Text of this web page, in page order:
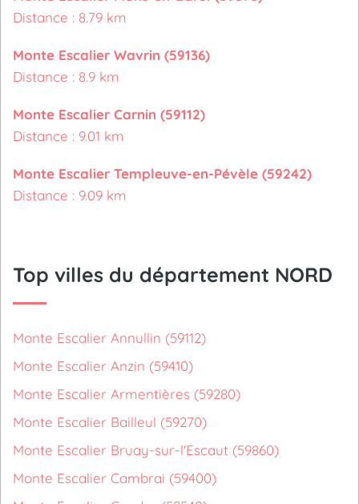
Distance : 8.79 km
Monte Escalier Wavrin (59136)
Distance : 8.9 km
Monte Escalier Carnin (59112)
Distance : 9.01 km
Monte Escalier Templeuve-en-Pévèle (59242)
Distance : 9.09 km
Top villes du département NORD
Monte Escalier Annullin (59112)
Monte Escalier Anzin (59410)
Monte Escalier Armentières (59280)
Monte Escalier Bailleul (59270)
Monte Escalier Bruay-sur-l'Escaut (59860)
Monte Escalier Cambrai (59400)